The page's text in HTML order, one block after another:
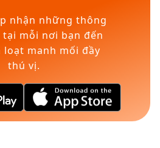
nhận những thông
tại mỗi nơi bạn đến
manh mối đầy
thú vị.